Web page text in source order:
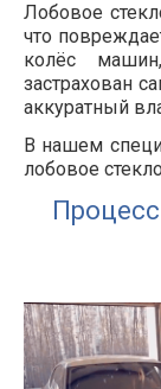
Лобовое
что
колёс
застрахован
аккуратный
В нашем
лобовое